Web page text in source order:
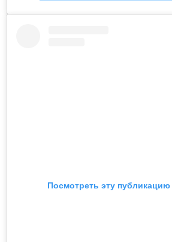
Посмотреть эту